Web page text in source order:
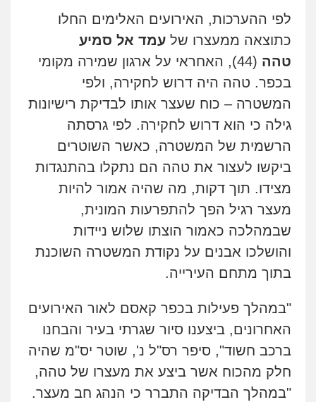
לפי ההערכות, האירועים האלימים החלו
כתוצאה ממעצרו של עמד אל סמיע
טהה
(44), האחראי על ארגון שמירה מקומי
בכפר. טהה היה דרוש לחקירה, ולפי
המשטרה – כוח שעצר אותו לבדיקת רישיונות
גילה כי הוא דרוש לחקירה. לפי גרסתה
הרשמית של המשטרה, כאשר השוטרים
ביקשו לעצור את טהה הם נתקלו בהתנגדות
מצידו. תוך דקות, מה שהיה אמור להיות
מעצר רגיל הפך להתפרעות המונית,
שבמהלכה כאמור הוצתו שלוש ניידות
והושלכו אבנים על נקודת המשטרה השוכנת
בתוך מתחם העירייה.
"במהלך פעילות בכפר קאסם לאור האירועים
האחרונים, ביצענו סיור שגרתי בעיר והבחנו
ברכב חשוד", סיפר רס"ל נ', שוטר יס"מ שהיה
חלק מהכוח אשר ביצע את מעצרו של טהה,
"במהלך הבדיקה התברר כי הנהג חב מעצר.